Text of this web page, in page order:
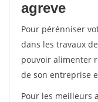
agreve
Pour pérénniser
dans les travaux
pouvoir alimenter
de son entreprise
Pour les meilleurs